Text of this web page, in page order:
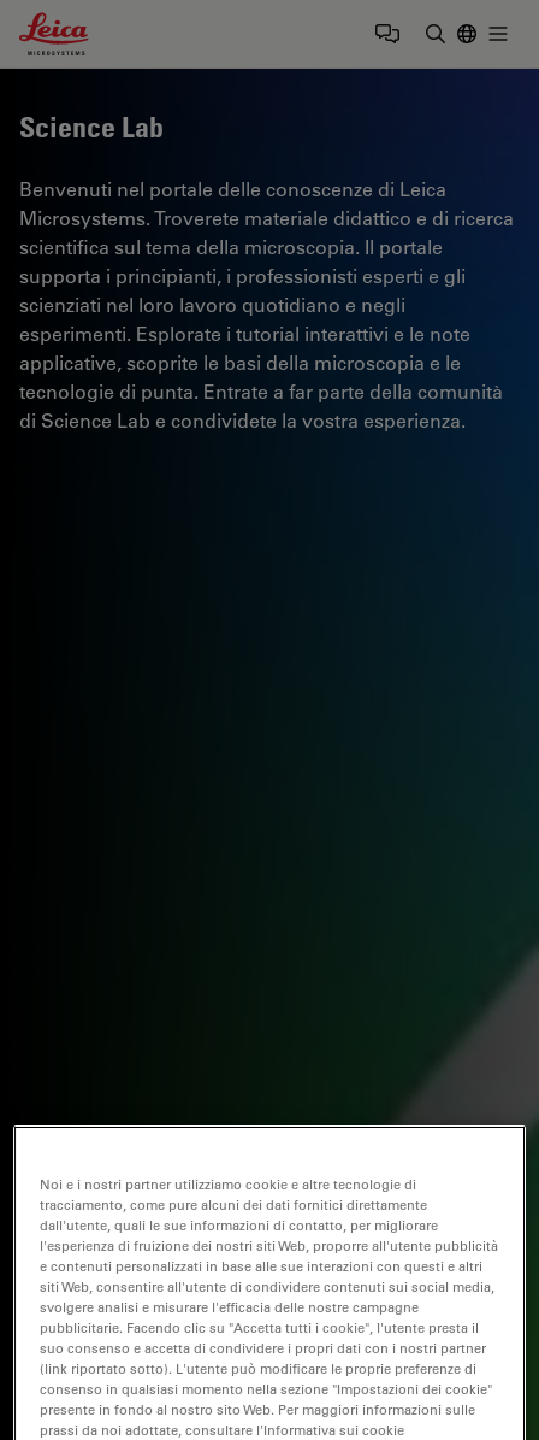
Leica Microsystems Logo
Science Lab
Benvenuti nel portale delle conoscenze di Leica
Microsystems. Troverete materiale didattico e di ricerca
scientifica sul tema della microscopia. Il portale
supporta i principianti, i professionisti esperti e gli
scienziati nel loro lavoro quotidiano e negli
esperimenti. Esplorate i tutorial interattivi e le note
applicative, scoprite le basi della microscopia e le
tecnologie di punta. Entrate a far parte della comunità
di Science Lab e condividete la vostra esperienza.
Noi e i nostri partner utilizziamo cookie e altre tecnologie di
tracciamento, come pure alcuni dei dati fornitici direttamente
dall'utente, quali le sue informazioni di contatto, per migliorare
l'esperienza di fruizione dei nostri siti Web, proporre all'utente pubblicità
e contenuti personalizzati in base alle sue interazioni con questi e altri
siti Web, consentire all'utente di condividere contenuti sui social media,
svolgere analisi e misurare l'efficacia delle nostre campagne
pubblicitarie. Facendo clic su "Accetta tutti i cookie", l'utente presta il
suo consenso e accetta di condividere i propri dati con i nostri partner
(link riportato sotto). L'utente può modificare le proprie preferenze di
consenso in qualsiasi momento nella sezione "Impostazioni dei cookie"
presente in fondo al nostro sito Web. Per maggiori informazioni sulle
prassi da noi adottate, consultare l'Informativa sui cookie